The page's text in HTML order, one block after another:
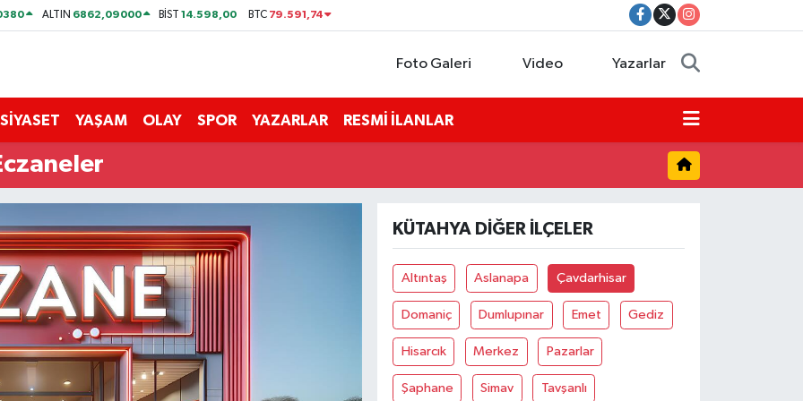
ALTIN 6862,09000 BİST14.598,00 BTC 79.591,74
Foto Galeri Video Yazarlar
SİYASET YAŞAM OLAY SPOR YAZARLAR RESMİ İLANLAR
KÜTAHYA DIĞER İLÇELER
Altıntaş Aslanapa Çavdarhisar
Domaniç Dumlupınar Emet Gediz
Hisarcık Merkez Pazarlar
Şaphane Simav Tavşanlı